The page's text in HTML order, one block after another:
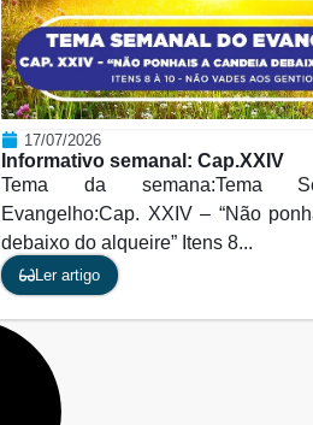
17/07/2026
Informativo semanal: Cap.XXIV
Tema da semana:Tema
Evangelho:Cap. XXIV – “Não
debaixo do alqueire” Itens 8...
Ler artigo